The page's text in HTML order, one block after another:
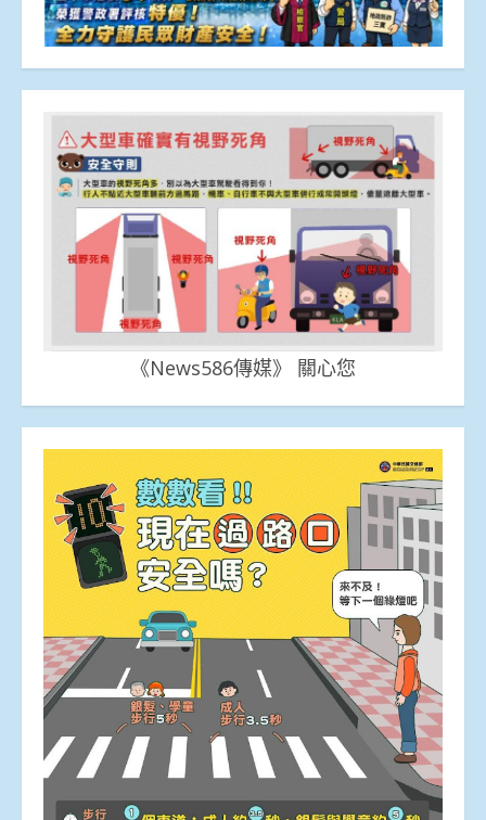
《News586傳媒》 關心您